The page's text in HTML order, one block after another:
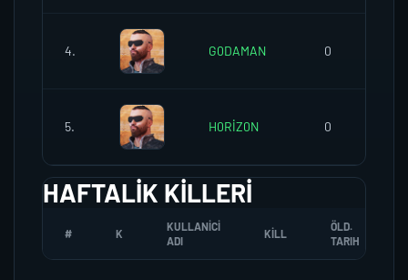
4. G0DAMAN 0
5. H0RİZ0N 0
HAFTALIK KILLERI
# K
KULLANICI
ADI
KILL
ÖLD.
TARIH